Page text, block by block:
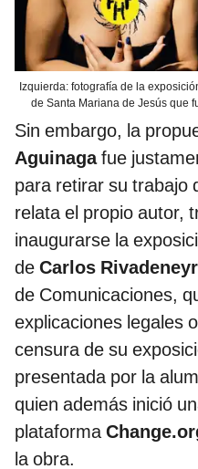
Izquierda: fotografía de la
de Santa Mariana de Jesús que
Sin embargo, la
Aguinagafue
para retirar su trabajo
relata el propio autor,
inaugurarse la
de Carlos
de Comunicaciones,
explicaciones legales
censura de su
presentada por la
quien además inició
plataforma
la obra.